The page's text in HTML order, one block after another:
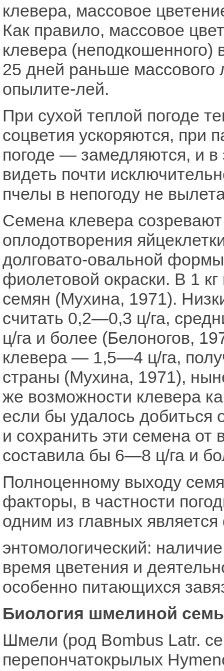
клевера, массовое
Как правило, массовое
клевера (неподкошенного)
25 дней раньше
опылите-лей.
При сухой теплой погоде
соцветия ускоряются, при
погоде — замедляются, и в
видеть почти
пчелы в непогоду не
Семена клевера
оплодотворения
долговато-овальной
фиолетовой окраски. В 1
семян (Мухина, 1971).
считать 0,2—0,3 ц/га,
ц/га и более (Белоногов,
клевера — 1,5—4 ц/га,
страны (Мухина, 1971),
же возможности клевера
если бы удалось добиться
и сохранить эти семена от
составила бы 6—8 ц/га и
Полноценному выходу
факторы, в частности
одним из главных
энтомологический:
время цветения и
особенно питающихся
Биология шмелиной
Шмели (род Bombus Latr.
перепончатокрылых